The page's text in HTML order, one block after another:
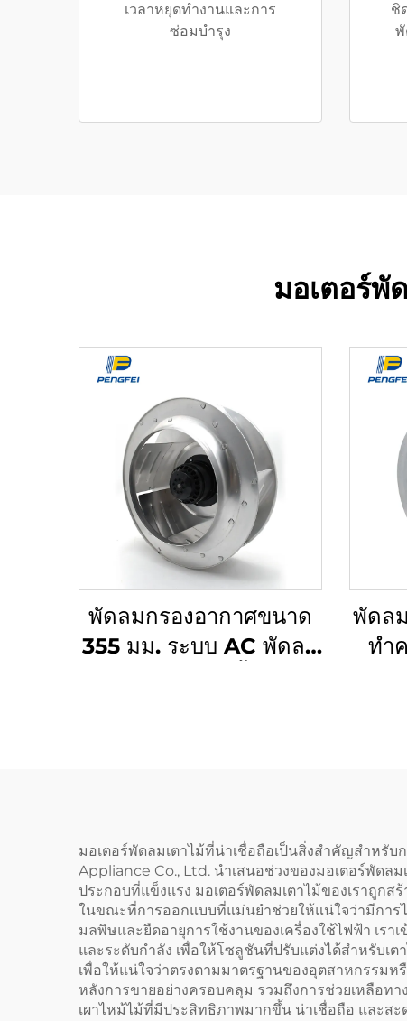
เวลาหยุดทำงานและการ
ซ่อมบำรุง
ชิ
พั
มอเตอร์พั
พัดลมกรองอากาศขนาด
355 มม. ระบบ AC พัดลม
พัดล
ทำ
มอเตอร์พัดลมเตาไม้ที่น่าเชื่อถือเป็นสิ่งสำคัญสำหรั
Appliance Co., Ltd. นำเสนอช่วงของมอเตอร์พัดล
ประกอบที่แข็งแรง มอเตอร์พัดลมเตาไม้ของเราถู
ในขณะที่การออกแบบที่แม่นยำช่วยให้แน่ใจว่ามีการ
มลพิษและยืดอายุการใช้งานของเครื่องใช้ไฟฟ้า เร
และระดับกำลัง เพื่อให้โซลูชันที่ปรับแต่งได้สำหรับ
เพื่อให้แน่ใจว่าตรงตามมาตรฐานของอุตสาหกรรม
หลังการขายอย่างครอบคลุม รวมถึงการช่วยเหลือท
เผาไหม้ไม้ที่มีประสิทธิภาพมากขึ้น น่าเชื่อถือ และ